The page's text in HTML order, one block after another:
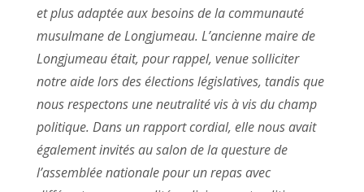
et plus adaptée aux besoins de la communauté
musulmane de Longjumeau. L’ancienne maire de
Longjumeau était, pour rappel, venue solliciter
notre aide lors des élections législatives, tandis que
nous respectons une neutralité vis à vis du champ
politique. Dans un rapport cordial, elle nous avait
également invités au salon de la questure de
l’assemblée nationale pour un repas avec